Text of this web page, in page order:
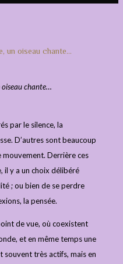
un oiseau chante…
oiseau chante…
par le silence, la
D’autres sont beaucoup
mouvement. Derrière ces
il y a un choix délibéré
; ou bien de se perdre
la pensée.
de vue, où coexistent
et en même temps une
souvent très actifs, mais en